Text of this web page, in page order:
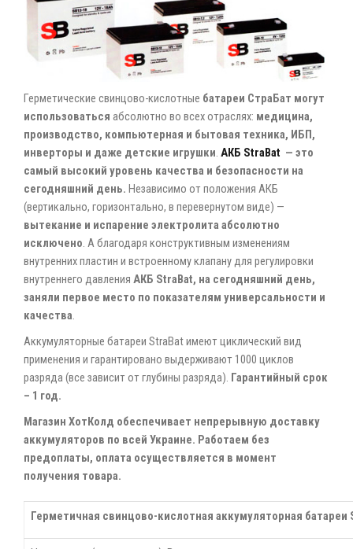
Герметические свинцово-кислотные батареи СтраБат могут
использоваться абсолютно во всех отраслях: медицина,
производство, компьютерная и бытовая техника, ИБП,
инверторы и даже детские игрушки. АКБ StraBat — это
самый высокий уровень качества и безопасности на
сегодняшний день. Независимо от положения АКБ
(вертикально, горизонтально, в перевернутом виде) —
вытекание и испарение электролита абсолютно
исключено. А благодаря конструктивным изменениям
внутренних пластин и встроенному клапану для регулировки
внутреннего давления АКБ StraBat, на сегодняшний день,
заняли первое место по показателям универсальности и
качества.
Аккумуляторные батареи StraBat имеют циклический вид
применения и гарантировано выдерживают 1000 циклов
разряда (все зависит от глубины разряда). Гарантийный срок
– 1 год.
Магазин ХотКолд обеспечивает непрерывную доставку
аккумуляторов по всей Украине. Работаем без
предоплаты, оплата осуществляется в момент
получения товара.
Герметичная свинцово-кислотная аккумуляторная батареи